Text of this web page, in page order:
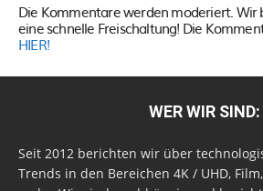
Die Kommentare werden moderiert. Wir
eine schnelle Freischaltung! Die
HIER!
WER WIR SIND:
Seit 2012 berichten wir über
Trends in den Bereichen 4K / UHD,